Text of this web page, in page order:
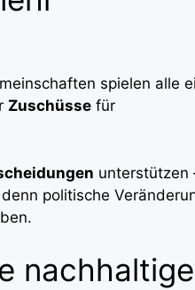
spielen alle
Zuschüsse für
unterstützen
politische